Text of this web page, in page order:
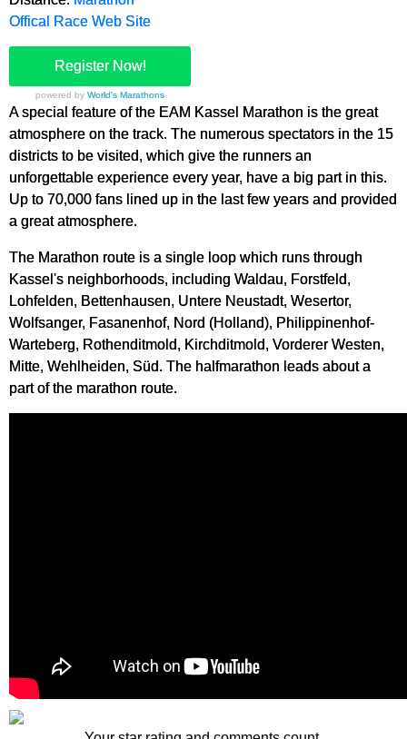
Offical Race Web Site
Register Now!
powered by World's Marathons
A special feature of the EAM Kassel Marathon is the great
atmosphere on the track. The numerous spectators in the 15
districts to be visited, which give the runners an
unforgettable experience every year, have a big part in this.
Up to 70,000 fans lined up in the last few years and provided
a great atmosphere.
The Marathon route is a single loop which runs through
Kassel's neighborhoods, including Waldau, Forstfeld,
Lohfelden, Bettenhausen, Untere Neustadt, Wesertor,
Wolfsanger, Fasanenhof, Nord (Holland), Philippinenhof-
Warteberg, Rothenditmold, Kirchditmold, Vorderer Westen,
Mitte, Wehlheiden, Süd. The halfmarathon leads about a
part of the marathon route.